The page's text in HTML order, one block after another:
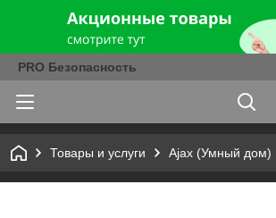
PRO Безопасность
Товары и услуги Ajax (Умный дом)